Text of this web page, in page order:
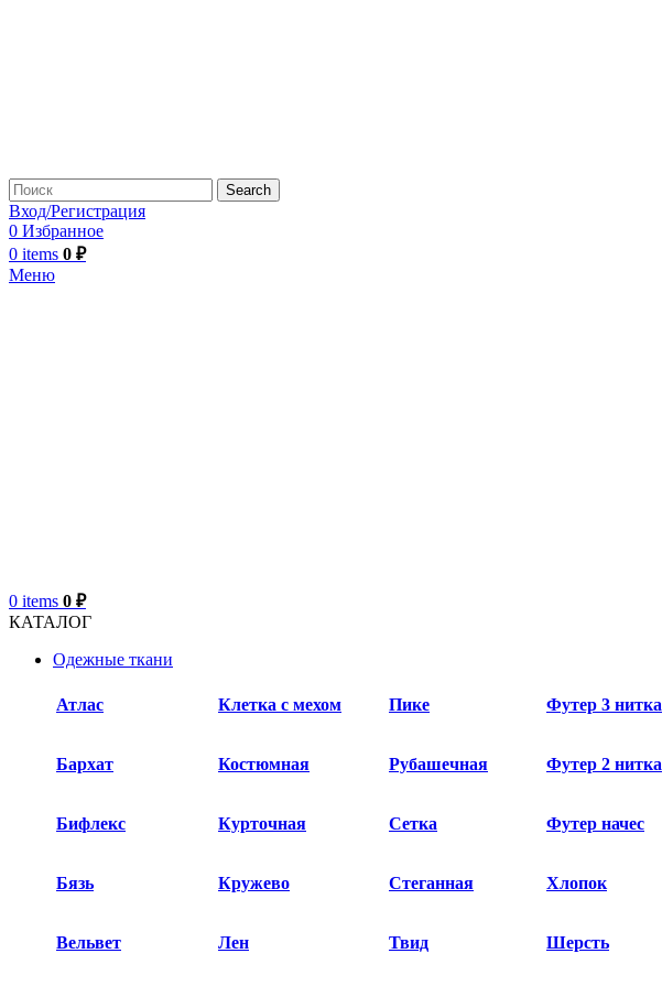
Search
Вход/Регистрация
0 Избранное
0 items 0 ₽
Меню
0 items 0 ₽
КАТАЛОГ
Одежные ткани
Атлас Клетка с мехом Пике Футер 3 нитка
Бархат​ Костюмная Рубашечная Футер 2 нитка
Бифлекс Курточная Сетка Футер начес
Бязь Кружево Стеганная Хлопок
Вельвет Лен Твид Шерсть